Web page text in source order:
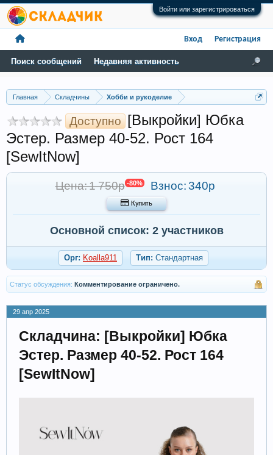
Войти или зарегистрироваться
Главная Складчины Хобби и рукоделие
Доступно [Выкройки] Юбка
Эстер. Размер 40-52. Рост 164
[SewItNow]
Цена: 1 750р -80% Взнос:340р
 Купить
Основной список: 2 участников
Орг: Koalla911 Тип: Стандартная
Статус обсуждения: Комментирование ограничено.
29 апр 2025
Складчина: [Выкройки] Юбка
Эстер. Размер 40-52. Рост 164
[SewItNow]
Поиск сообщений Недавняя активность
Вход Регистрация